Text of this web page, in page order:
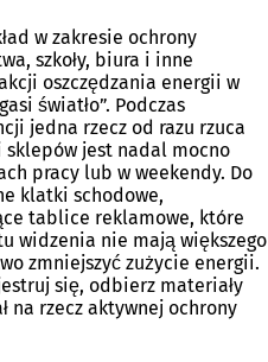
w zakresie ochrony
szkoły, biura i inne
oszczędzania energii w
światło”. Podczas
jedna rzecz od razu rzuca
sklepów jest nadal mocno
pracy lub w weekendy. Do
klatki schodowe,
tablice reklamowe, które
widzenia nie mają większego
zmniejszyć zużycie energii.
się, odbierz materiały
na rzecz aktywnej ochrony